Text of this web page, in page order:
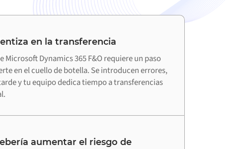
en la transferencia
Microsoft Dynamics 365 F&O requiere un paso
en el cuello de botella. Se introducen errores,
y tu equipo dedica tiempo a transferencias
aumentar el riesgo de